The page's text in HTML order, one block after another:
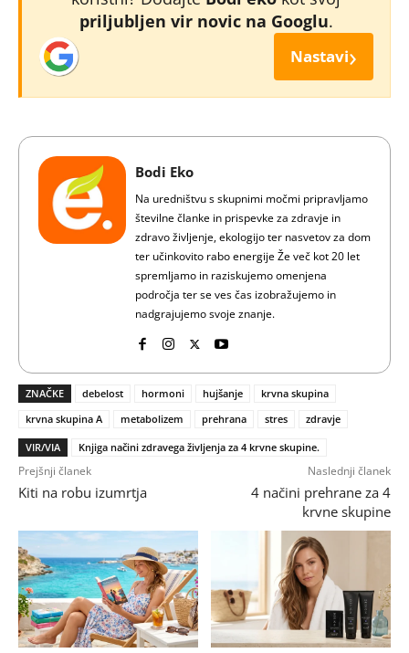
priljubljen vir novic na Googlu.
Nastavi›
Bodi Eko
Na uredništvu s skupnimi močmi pripravljamo
številne članke in prispevke za zdravje in
zdravo življenje, ekologijo ter nasvetov za dom
ter učinkovito rabo energije Že več kot 20 let
spremljamo in raziskujemo omenjena
področja ter se ves čas izobražujemo in
nadgrajujemo svoje znanje.
ZNAČKE debelost hormoni hujšanje
krvna skupina
krvna skupina A
metabolizem prehrana stres zdravje
VIR/VIA Knjiga načini zdravega življenja za 4 krvne skupine.
Prejšnji članek
Kiti na robu izumrtja
Naslednji članek
4 načini prehrane za 4
krvne skupine